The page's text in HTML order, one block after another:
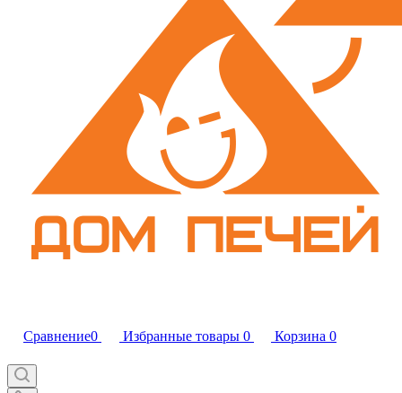
Сравнение0 Избранные товары 0 Корзина 0